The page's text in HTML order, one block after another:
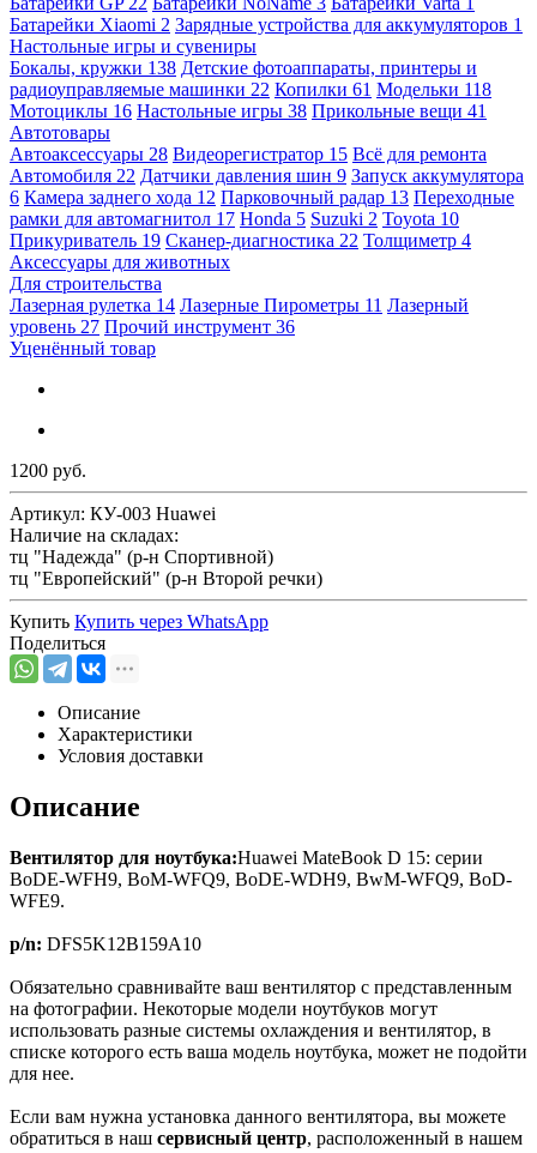
Батарейки Xiaomi 2 Зарядные устройства для аккумуляторов 1
Настольные игры и сувениры
Бокалы, кружки 138 Детские фотоаппараты, принтеры и
радиоуправляемые машинки 22 Копилки 61 Модельки 118
Мотоциклы 16 Настольные игры 38 Прикольные вещи 41
Автотовары
Автоаксессуары 28 Видеорегистратор 15 Всё для ремонта
Автомобиля 22 Датчики давления шин 9 Запуск аккумулятора
6 Камера заднего хода 12 Парковочный радар 13 Переходные
рамки для автомагнитол 17 Honda 5 Suzuki 2 Toyota 10
Прикуриватель 19 Сканер-диагностика 22 Толщиметр 4
Аксессуары для животных
Для строительства
Лазерная рулетка 14 Лазерные Пирометры 11 Лазерный
уровень 27 Прочий инструмент 36
Уценённый товар
1200 руб.
Артикул: КУ-003 Huawei
Наличие на складах:
тц "Надежда" (р-н Спортивной)
тц "Европейский" (р-н Второй речки)
Купить Купить через WhatsApp
Поделиться
Описание
Характеристики
Условия доставки
Описание
Вентилятор для ноутбука:Huawei MateBook D 15: серии
BoDE-WFH9, BoM-WFQ9, BoDE-WDH9, BwM-WFQ9, BoD-
WFE9.
p/n: DFS5K12B159A10
Обязательно сравнивайте ваш вентилятор с представленным
на фотографии. Некоторые модели ноутбуков могут
использовать разные системы охлаждения и вентилятор, в
списке которого есть ваша модель ноутбука, может не подойти
для нее.
Если вам нужна установка данного вентилятора, вы можете
обратиться в наш сервисный центр, расположенный в нашем